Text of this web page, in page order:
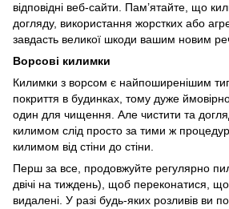
відповідні веб-сайти. Пам’ятайте, що
догляду, використання жорстких або
завдасть великої шкоди вашим новим
Ворсові килимки
Килимки з ворсом є найпоширенішим
покриття в будинках, тому дуже
один для чищення. Але чистити та
килимом слід просто за тими ж
килимом від стіни до стіни.
Перш за все, продовжуйте регулярно
двічі на тиждень), щоб переконатися,
видалені. У разі будь-яких розливів ви